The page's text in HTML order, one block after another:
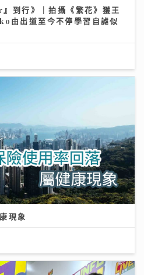
到行》｜拍攝《繁花》獲王
由出道至今不停學習自謔似
現象